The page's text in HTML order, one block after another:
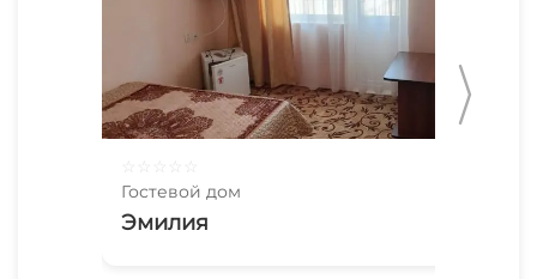
Гостевой дом
Эмилия